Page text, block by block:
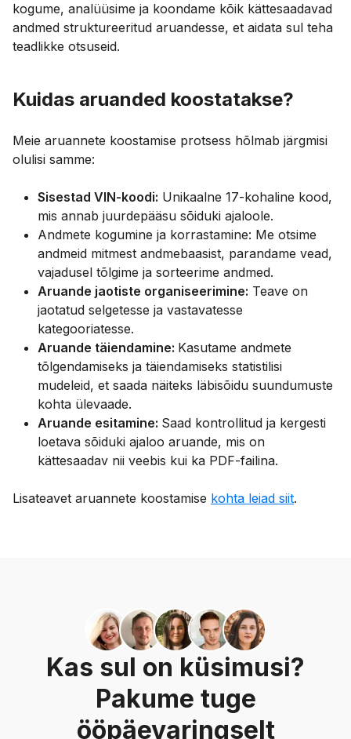
kogume, analüüsime ja koondame kõik kättesaadavad
andmed struktureeritud aruandesse, et aidata sul teha
teadlikke otsuseid.
Kuidas aruanded koostatakse?
Meie aruannete koostamise protsess hõlmab järgmisi
olulisi samme:
Sisestad VIN-koodi: Unikaalne 17-kohaline kood,
mis annab juurdepääsu sõiduki ajaloole.
Andmete kogumine ja korrastamine: Me otsime
andmeid mitmest andmebaasist, parandame vead,
vajadusel tõlgime ja sorteerime andmed.
Aruande jaotiste organiseerimine: Teave on
jaotatud selgetesse ja vastavatesse
kategooriatesse.
Aruande täiendamine: Kasutame andmete
tõlgendamiseks ja täiendamiseks statistilisi
mudeleid, et saada näiteks läbisõidu suundumuste
kohta ülevaade.
Aruande esitamine: Saad kontrollitud ja kergesti
loetava sõiduki ajaloo aruande, mis on
kättesaadav nii veebis kui ka PDF-failina.
Lisateavet aruannete koostamise kohta leiad siit.
Kas sul on küsimusi?
Pakume tuge
ööpäevaringselt